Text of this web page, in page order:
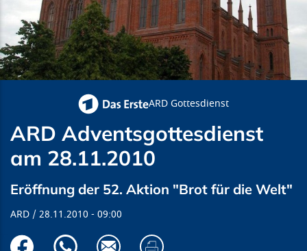
ARD Gottesdienst
ARD Adventsgottesdienst
am 28.11.2010
Eröffnung der 52. Aktion "Brot für die Welt"
ARD 28.11.2010 09:00